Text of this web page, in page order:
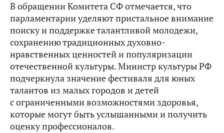
В обращении Комитета СФ отмечается, что
парламентарии уделяют пристальное внимание
поиску и поддержке талантливой молодежи,
сохранению традиционных духовно-
нравственных ценностей и популяризации
отечественной культуры. Министр культуры РФ
подчеркнула значение фестиваля для юных
талантов из малых городов и детей
с ограниченными возможностями здоровья,
которые могут быть услышанными и получить
оценку профессионалов.